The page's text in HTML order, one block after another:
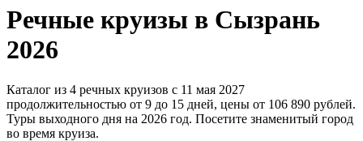
Речные круизы в Сызрань
2026
Каталог из 4 речных круизов с 11 мая 2027
продолжительностью от 9 до 15 дней, цены от 106 890 рублей.
Туры выходного дня на 2026 год. Посетите знаменитый город
во время круиза.